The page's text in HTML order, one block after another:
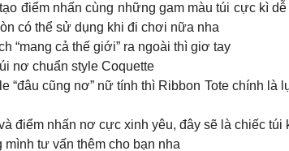
điểm nhấn cùng những gam màu túi cực kì
có thể sử dụng khi đi chơi nữa nha
“mang cả thế giới” ra ngoài thì giơ tay
nơ chuẩn style Coquette
“đâu cũng nơ” nữ tính thì Ribbon Tote chính
điểm nhấn nơ cực xinh yêu, đây sẽ là chiếc
mình tư vấn thêm cho bạn nha